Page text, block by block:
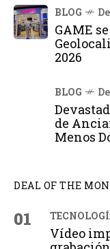
BLOG
GAME
2026
BLOG
de
Menos
DEAL OF THE
01
Vídeo